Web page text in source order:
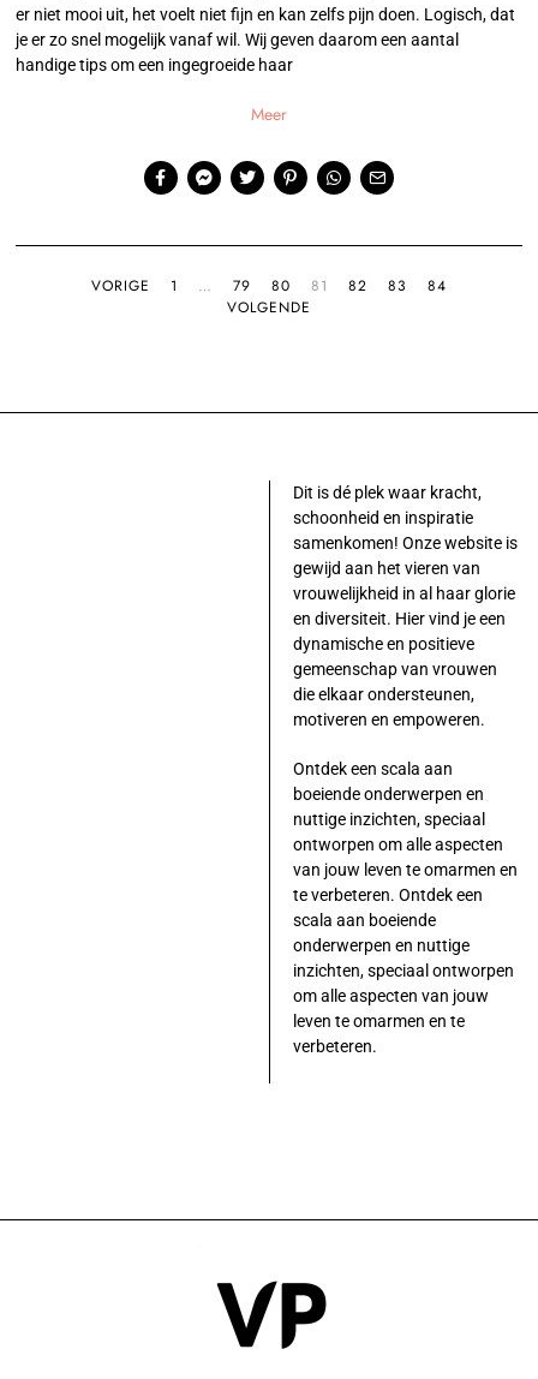
er niet mooi uit, het voelt niet fijn en kan zelfs pijn doen. Logisch, dat
je er zo snel mogelijk vanaf wil. Wij geven daarom een aantal
handige tips om een ingegroeide haar
Meer
VORIGE 1 … 79 80 81 82 83
84
VOLGENDE
Dit is dé plek waar kracht,
schoonheid en inspiratie
samenkomen! Onze website is
gewijd aan het vieren van
vrouwelijkheid in al haar glorie
en diversiteit. Hier vind je een
dynamische en positieve
gemeenschap van vrouwen
die elkaar ondersteunen,
motiveren en empoweren.
Ontdek een scala aan
boeiende onderwerpen en
nuttige inzichten, speciaal
ontworpen om alle aspecten
van jouw leven te omarmen en
te verbeteren. Ontdek een
scala aan boeiende
onderwerpen en nuttige
inzichten, speciaal ontworpen
om alle aspecten van jouw
leven te omarmen en te
verbeteren.